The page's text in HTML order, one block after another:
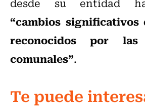
“cambios significativos
reconocidos por las
comunales”.
Te puede